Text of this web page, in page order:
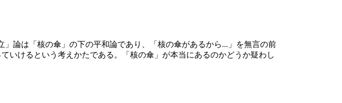
論は「核の傘」の下の平和論であり、「核の傘があるから...」を無言の前
いけるという考えかたである。「核の傘」が本当にあるのかどうか疑わし